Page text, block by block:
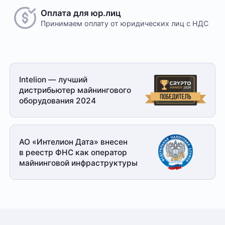
заказ оформляется на юридическое лицо.
При получении заказа необходимо иметь при себе
доверенность от организации-заказчика и паспорт
для удостоверения личности
Доставка
Отправка товара осуществляется с понедельника
по пятницу с 10-00 до 19-00. При получении товара
необходимо предоставить паспорт и квитанцию
Оплата для юр.лиц
Принимаем оплату от юридических лиц с НДС
Intelion — лучший
дистрибьютер майнингового
оборудования 2024
АО «Интелион Дата» внесен
в реестр ФНС как оператор
майнинговой инфраструктуры